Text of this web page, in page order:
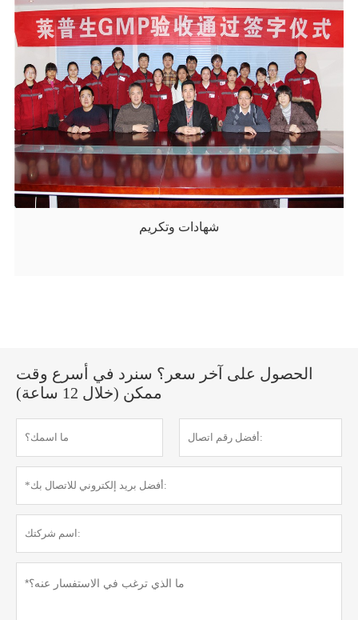
شهادات وتكريم
الحصول على آخر سعر؟ سنرد في أسرع وقت
ممكن (خلال 12 ساعة)